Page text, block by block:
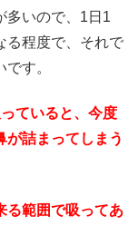
多いので、1日1
る程度で、それで
す。
ていると、今度
が詰まってしまう
る範囲で吸ってあ